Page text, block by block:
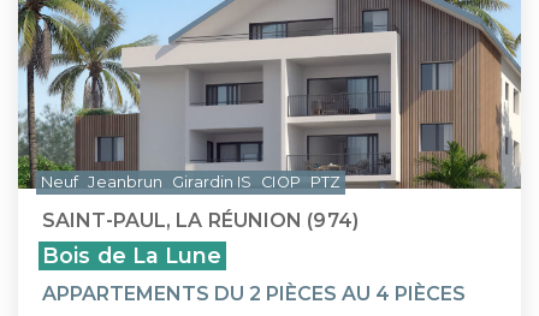
SAINT-PAUL, LA RÉUNION (974)
Bois de La Lune
APPARTEMENTS DU 2 PIÈCES AU 4 PIÈCES
Neuf Jeanbrun Girardin IS CIOP PTZ